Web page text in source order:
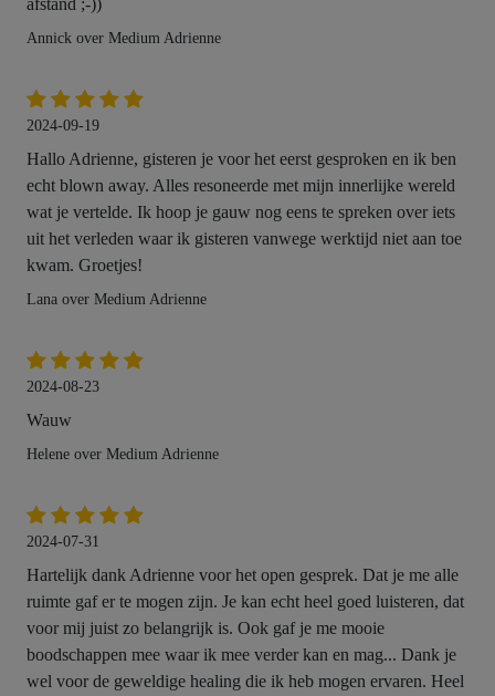
afstand ;-))
Annick over Medium Adrienne
2024-09-19
Hallo Adrienne, gisteren je voor het eerst gesproken en ik ben
echt blown away. Alles resoneerde met mijn innerlijke wereld
wat je vertelde. Ik hoop je gauw nog eens te spreken over iets
uit het verleden waar ik gisteren vanwege werktijd niet aan toe
kwam. Groetjes!
Lana over Medium Adrienne
2024-08-23
Wauw
Helene over Medium Adrienne
2024-07-31
Hartelijk dank Adrienne voor het open gesprek. Dat je me alle
ruimte gaf er te mogen zijn. Je kan echt heel goed luisteren, dat
voor mij juist zo belangrijk is. Ook gaf je me mooie
boodschappen mee waar ik mee verder kan en mag... Dank je
wel voor de geweldige healing die ik heb mogen ervaren. Heel